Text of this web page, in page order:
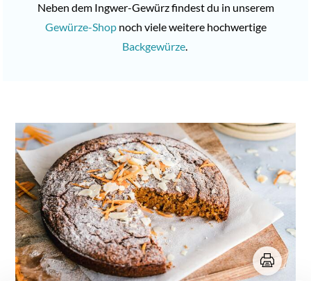
Neben dem Ingwer-Gewürz findest du in unserem
Gewürze-Shopnoch viele weitere hochwertige
Backgewürze.